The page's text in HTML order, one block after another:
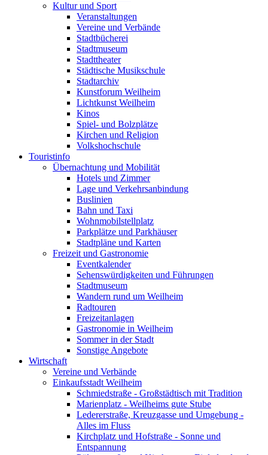
Kultur und Sport
Veranstaltungen
Vereine und Verbände
Stadtbücherei
Stadtmuseum
Stadttheater
Städtische Musikschule
Stadtarchiv
Kunstforum Weilheim
Lichtkunst Weilheim
Kinos
Spiel- und Bolzplätze
Kirchen und Religion
Volkshochschule
Touristinfo
Übernachtung und Mobilität
Hotels und Zimmer
Lage und Verkehrsanbindung
Buslinien
Bahn und Taxi
Wohnmobilstellplatz
Parkplätze und Parkhäuser
Stadtpläne und Karten
Freizeit und Gastronomie
Eventkalender
Sehenswürdigkeiten und Führungen
Stadtmuseum
Wandern rund um Weilheim
Radtouren
Freizeitanlagen
Gastronomie in Weilheim
Sommer in der Stadt
Sonstige Angebote
Wirtschaft
Vereine und Verbände
Einkaufsstadt Weilheim
Schmiedstraße - Großstädtisch mit Tradition
Marienplatz - Weilheims gute Stube
Ledererstraße, Kreuzgasse und Umgebung -
Alles im Fluss
Kirchplatz und Hofstraße - Sonne und
Entspannung